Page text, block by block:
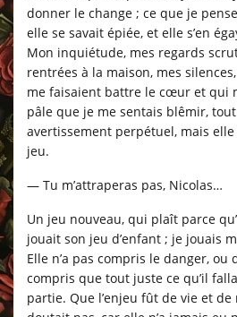
donner le change ; ce que je
elle se savait épiée, et elle s’en
Mon inquiétude, mes regards
rentrées à la maison, mes
me faisaient battre le cœur et qui
pâle que je me sentais blêmir,
avertissement perpétuel, mais elle
jeu.
— Tu m’attraperas pas, Nicolas…
Un jeu nouveau, qui plaît parce
jouait son jeu d’enfant ; je jouais
Elle n’a pas compris le danger, ou
compris que tout juste ce qu’il
partie. Que l’enjeu fût de vie et de